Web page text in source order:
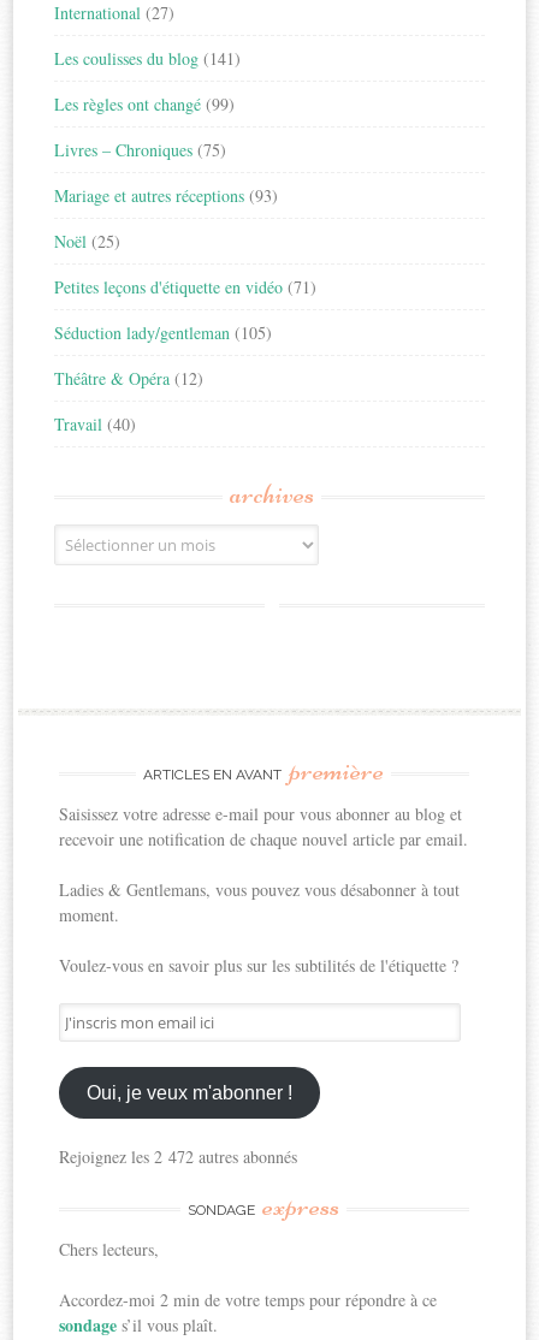
International (27)
Les coulisses du blog (141)
Les règles ont changé (99)
Livres – Chroniques (75)
Mariage et autres réceptions (93)
Noël (25)
Petites leçons d'étiquette en vidéo (71)
Séduction lady/gentleman (105)
Théâtre & Opéra (12)
Travail (40)
archives
Archives
ARTICLES EN AVANT première
Saisissez votre adresse e-mail pour vous abonner au blog et
recevoir une notification de chaque nouvel article par email.
Ladies & Gentlemans, vous pouvez vous désabonner à tout
moment.
Voulez-vous en savoir plus sur les subtilités de l'étiquette ?
J'inscris
mon
email
ici
Oui, je veux m'abonner !
Rejoignez les 2 472 autres abonnés
SONDAGE express
Chers lecteurs,
Accordez-moi 2 min de votre temps pour répondre à ce
sondages’il vous plaît.